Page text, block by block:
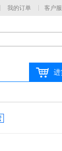
客户
我的订单
进